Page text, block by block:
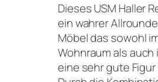
Dieses USM Haller
ein wahrer
Möbel das sowohl
Wohnraum als auch
eine sehr gute